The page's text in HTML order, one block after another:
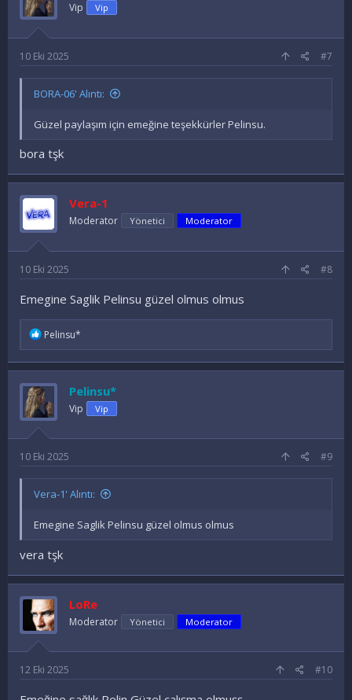
Vip Vip
10 Eki 2025 #7
BORA-06' Alıntı:
Güzel paylaşım için emeğine teşekkürler Pelinsu.
bora tşk
Vera-1
Moderator Yönetici Moderator
10 Eki 2025 #8
Emegine Saglik Pelinsu güzel olmus olmus
İ
d
e
l
e
r
:
Pelinsu*
Pelinsu*
Vip Vip
10 Eki 2025 #9
Vera-1' Alıntı:
Emegine Saglik Pelinsu güzel olmus olmus
vera tşk
LoRe
Moderator Yönetici Moderator
12 Eki 2025 #10